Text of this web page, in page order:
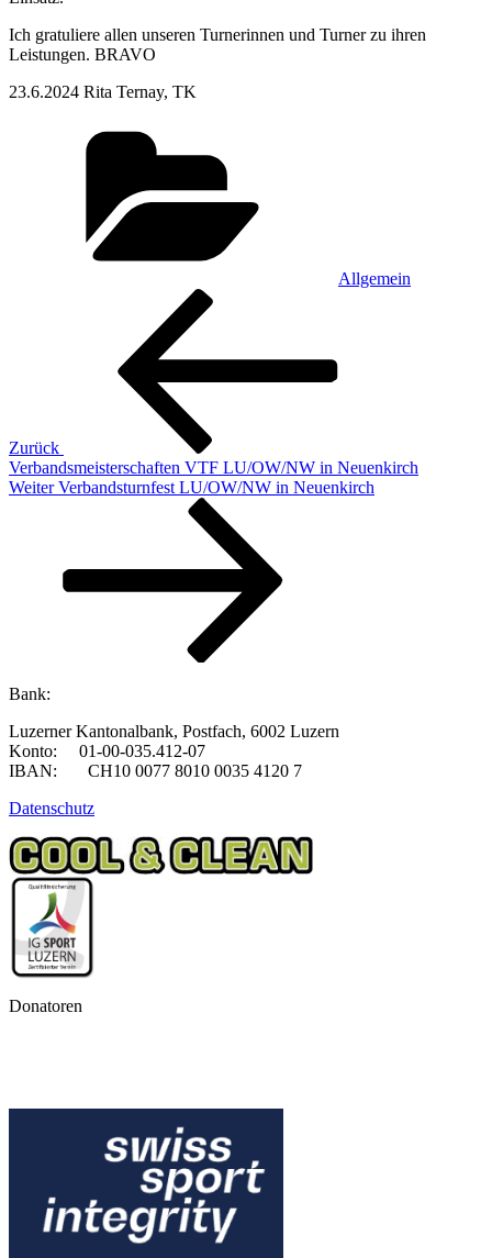
Ich gratuliere allen unseren Turnerinnen und Turner zu ihren
Leistungen. BRAVO
23.6.2024 Rita Ternay, TK
Allgemein
Beitragsnavigation
Zurück
Verbandsmeisterschaften VTF LU/OW/NW in Neuenkirch
Nächster
Weiter Verbandsturnfest LU/OW/NW in Neuenkirch
Bank:
Luzerner Kantonalbank, Postfach, 6002 Luzern
Konto: 01-00-035.412-07
IBAN: CH10 0077 8010 0035 4120 7
Datenschutz
Donatoren